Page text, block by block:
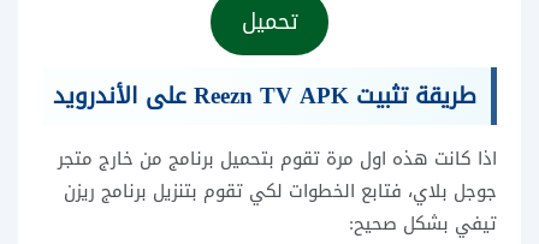
تحميل
طريقة تثبيت Reezn TV APK على الأندرويد
اذا كانت هذه اول مرة تقوم بتحميل برنامج من خارج متجر
جوجل بلاي، فتابع الخطوات لكي تقوم بتنزيل برنامج ريزن
تيفي بشكل صحيح: